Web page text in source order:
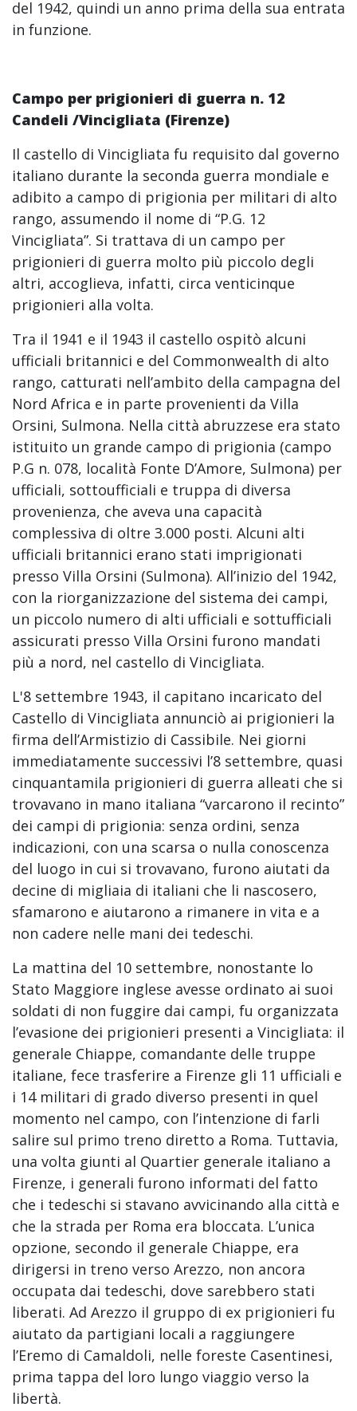
del 1942, quindi un anno prima della sua entrata
in funzione.
Campo per prigionieri di guerra n. 12
Candeli /Vincigliata (Firenze)
Il castello di Vincigliata fu requisito dal governo
italiano durante la seconda guerra mondiale e
adibito a campo di prigionia per militari di alto
rango, assumendo il nome di “P.G. 12
Vincigliata”. Si trattava di un campo per
prigionieri di guerra molto più piccolo degli
altri, accoglieva, infatti, circa venticinque
prigionieri alla volta.
Tra il 1941 e il 1943 il castello ospitò alcuni
ufficiali britannici e del Commonwealth di alto
rango, catturati nell’ambito della campagna del
Nord Africa e in parte provenienti da Villa
Orsini, Sulmona. Nella città abruzzese era stato
istituito un grande campo di prigionia (campo
P.G n. 078, località Fonte D’Amore, Sulmona) per
ufficiali, sottoufficiali e truppa di diversa
provenienza, che aveva una capacità
complessiva di oltre 3.000 posti. Alcuni alti
ufficiali britannici erano stati imprigionati
presso Villa Orsini (Sulmona). All’inizio del 1942,
con la riorganizzazione del sistema dei campi,
un piccolo numero di alti ufficiali e sottufficiali
assicurati presso Villa Orsini furono mandati
più a nord, nel castello di Vincigliata.
L'8 settembre 1943, il capitano incaricato del
Castello di Vincigliata annunciò ai prigionieri la
firma dell’Armistizio di Cassibile. Nei giorni
immediatamente successivi l’8 settembre, quasi
cinquantamila prigionieri di guerra alleati che si
trovavano in mano italiana “varcarono il recinto”
dei campi di prigionia: senza ordini, senza
indicazioni, con una scarsa o nulla conoscenza
del luogo in cui si trovavano, furono aiutati da
decine di migliaia di italiani che li nascosero,
sfamarono e aiutarono a rimanere in vita e a
non cadere nelle mani dei tedeschi.
La mattina del 10 settembre, nonostante lo
Stato Maggiore inglese avesse ordinato ai suoi
soldati di non fuggire dai campi, fu organizzata
l’evasione dei prigionieri presenti a Vincigliata: il
generale Chiappe, comandante delle truppe
italiane, fece trasferire a Firenze gli 11 ufficiali e
i 14 militari di grado diverso presenti in quel
momento nel campo, con l’intenzione di farli
salire sul primo treno diretto a Roma. Tuttavia,
una volta giunti al Quartier generale italiano a
Firenze, i generali furono informati del fatto
che i tedeschi si stavano avvicinando alla città e
che la strada per Roma era bloccata. L’unica
opzione, secondo il generale Chiappe, era
dirigersi in treno verso Arezzo, non ancora
occupata dai tedeschi, dove sarebbero stati
liberati. Ad Arezzo il gruppo di ex prigionieri fu
aiutato da partigiani locali a raggiungere
l’Eremo di Camaldoli, nelle foreste Casentinesi,
prima tappa del loro lungo viaggio verso la
libertà.